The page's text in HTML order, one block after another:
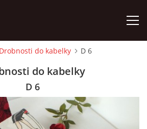
Drobnosti do kabelky D 6
do kabelky
D 6